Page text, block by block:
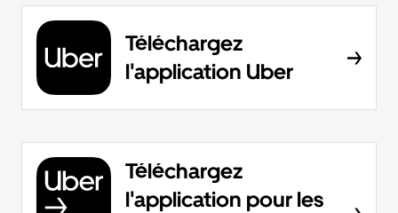
Téléchargez
l'application Uber
Téléchargez
l'application pour les